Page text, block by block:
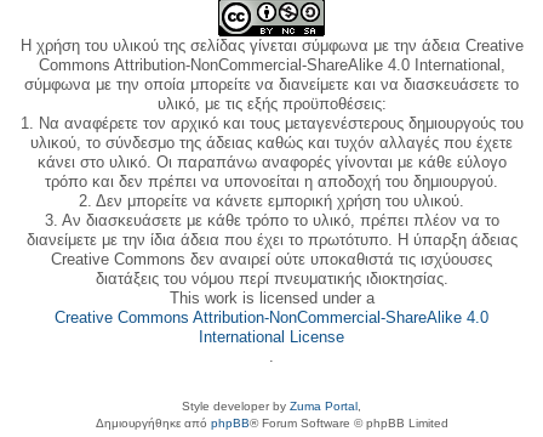
Η χρήση του υλικού της σελίδας γίνεται σύμφωνα με την άδεια Creative
Commons Attribution-NonCommercial-ShareAlike 4.0 International,
σύμφωνα με την οποία μπορείτε να διανείμετε και να διασκευάσετε το
υλικό, με τις εξής προϋποθέσεις:
1. Να αναφέρετε τον αρχικό και τους μεταγενέστερους δημιουργούς του
υλικού, το σύνδεσμο της άδειας καθώς και τυχόν αλλαγές που έχετε
κάνει στο υλικό. Οι παραπάνω αναφορές γίνονται με κάθε εύλογο
τρόπο και δεν πρέπει να υπονοείται η αποδοχή του δημιουργού.
2. Δεν μπορείτε να κάνετε εμπορική χρήση του υλικού.
3. Αν διασκευάσετε με κάθε τρόπο το υλικό, πρέπει πλέον να το
διανείμετε με την ίδια άδεια που έχει το πρωτότυπο. Η ύπαρξη άδειας
Creative Commons δεν αναιρεί ούτε υποκαθιστά τις ισχύουσες
διατάξεις του νόμου περί πνευματικής ιδιοκτησίας.
This work is licensed under a
Creative Commons Attribution-NonCommercial-ShareAlike 4.0
International License
.
Style developer by Zuma Portal
Δημιουργήθηκε από phpBB® Forum Software © phpBB Limited